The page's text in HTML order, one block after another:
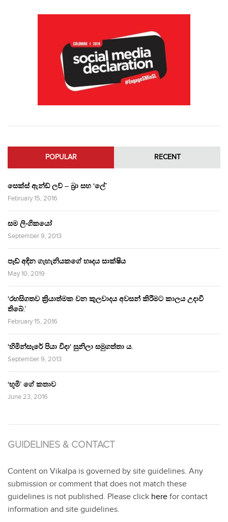
POPULAR RECENT
සෙක්ස් ඇන්ඩ් ලව් – බ්‍රා සහ ‘ලේ’
February 15, 2016
සම ලිංගිකයෝ
September 9, 2013
පෑඩ් අඳින ගැහැනියකගේ හෘදය සාක්ෂිය
May 10, 2019
‘රහසිගතව ක්‍රියාත්මක වන කුලවාදය අවසන් කිරීමට කාලය උදාවී
තිබේ.’
February 15, 2016
‘හිමින්සැරේ පියා විදා‘ සුනිලා සමුගත්තා ය.
September 9, 2013
‘භූමි’ ගේ කතාව
June 23, 2016
GUIDELINES & CONTACT
Content on Vikalpa is governed by site guidelines. Any
submission or comment that does not match these
guidelines is not published. Please click here for contact
information and site guidelines.